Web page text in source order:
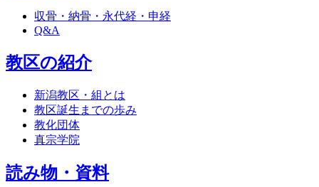
収骨・納骨・永代経・申経
Q&A
教区の紹介
新潟教区・組とは
教区誕生までの歩み
教化団体
真宗学院
読み物・資料